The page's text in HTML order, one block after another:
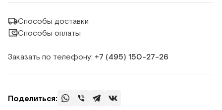
Способы доставки
Способы оплаты
Заказать по телефону: +7 (495) 150‑27‑26
Поделиться: